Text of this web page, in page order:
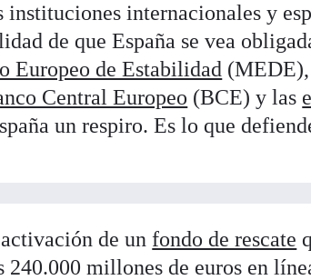
instituciones internacionales y
de que España se vea
Europeo de Estabilidad (MEDE),
Central Europeo (BCE) y las
un respiro. Es lo que
de unfondo de rescate
millones de euros en